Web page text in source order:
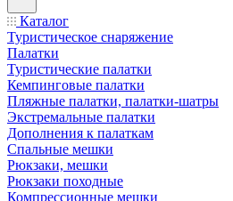
Каталог
Туристическое снаряжение
Палатки
Туристические палатки
Кемпинговые палатки
Пляжные палатки, палатки-шатры
Экстремальные палатки
Дополнения к палаткам
Спальные мешки
Рюкзаки, мешки
Рюкзаки походные
Компрессионные мешки